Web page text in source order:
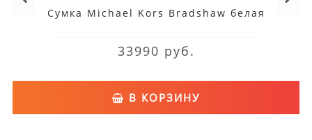
Cумка Michael Kors Bradshaw белая
33990 руб.
В КОРЗИНУ